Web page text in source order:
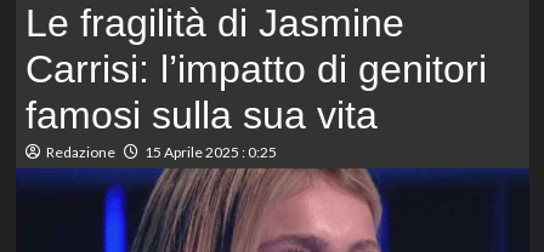
Le fragilità di Jasmine
Carrisi: l’impatto di genitori
famosi sulla sua vita
Redazione 15 Aprile 2025 : 0:25